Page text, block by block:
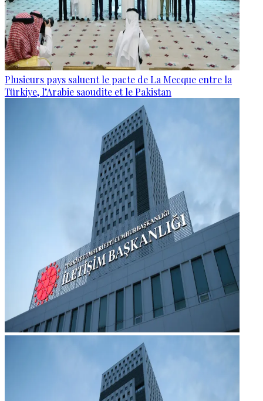
Plusieurs pays saluent le pacte de La Mecque entre la
Türkiye, l’Arabie saoudite et le Pakistan